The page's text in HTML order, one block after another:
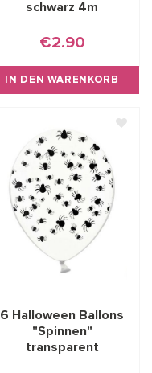
schwarz 4m
€2.90
IN DEN WARENKORB
6 Halloween Ballons
"Spinnen"
transparent